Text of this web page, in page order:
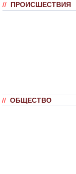
// ПРОИСШЕСТВИЯ
// ОБЩЕСТВО